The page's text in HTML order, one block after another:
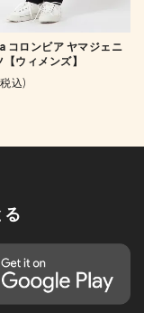
ロンビア ヤマジェニ
ウィメンズ】
込)